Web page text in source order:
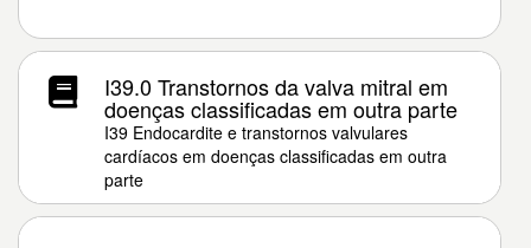
I39.0 Transtornos da valva mitral em
doenças classificadas em outra parte
I39 Endocardite e transtornos valvulares
cardíacos em doenças classificadas em outra
parte